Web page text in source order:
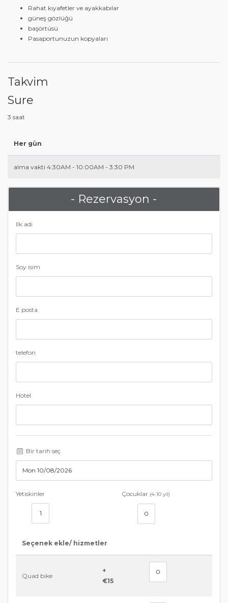
Rahat kıyafetler ve ayakkabılar
güneş gözlüğü
başörtüsü
Pasaportunuzun kopyaları
Takvim
Sure
3 saat
Her gün
alma vakti 4:30AM - 10:00AM - 3:30 PM
- Rezervasyon -
Ilk adi
Soy isim
E posta
telefon
Hotel
Bir tarih seç
Yetiskinler Çocuklar (4-10 yil)
Seçenek ekle/ hizmetler
Quad bike
+
€15